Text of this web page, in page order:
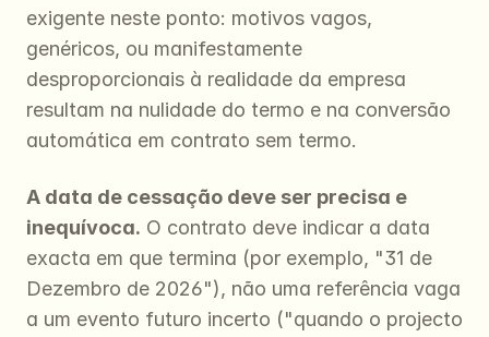
exigente neste ponto: motivos vagos,
genéricos, ou manifestamente
desproporcionais à realidade da empresa
resultam na nulidade do termo e na conversão
automática em contrato sem termo.
A data de cessação deve ser precisa e
inequívoca. O contrato deve indicar a data
exacta em que termina (por exemplo, "31 de
Dezembro de 2026"), não uma referência vaga
a um evento futuro incerto ("quando o projecto